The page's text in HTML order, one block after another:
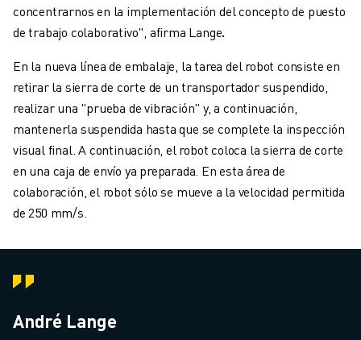
concentrarnos en la implementación del concepto de puesto
de trabajo colaborativo", afirma Lange.
En la nueva línea de embalaje, la tarea del robot consiste en
retirar la sierra de corte de un transportador suspendido,
realizar una "prueba de vibración" y, a continuación,
mantenerla suspendida hasta que se complete la inspección
visual final. A continuación, el robot coloca la sierra de corte
en una caja de envío ya preparada. En esta área de
colaboración, el robot sólo se mueve a la velocidad permitida
de 250 mm/s.
André Lange